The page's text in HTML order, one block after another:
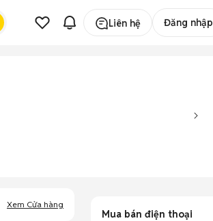
Liên hệ Đăng nhập
Xem Cửa hàng
Mua bán điện thoại